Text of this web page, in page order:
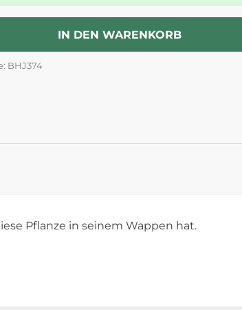
IN DEN WARENKORB
BHJ374
Pflanze in seinem Wappen hat.